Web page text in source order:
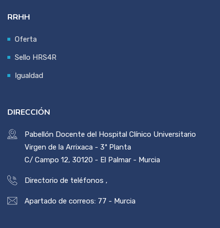
RRHH
Oferta
Sello HRS4R
Igualdad
DIRECCIÓN
Pabellón Docente del Hospital Clínico Universitario
Virgen de la Arrixaca - 3ª Planta
C/ Campo 12, 30120 - El Palmar - Murcia
Directorio de teléfonos ,
Apartado de correos: 77 - Murcia